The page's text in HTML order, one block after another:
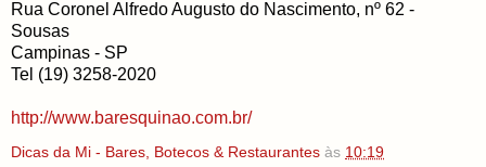
Rua Coronel Alfredo Augusto do Nascimento, nº 62 -
Sousas
Campinas - SP
Tel (19) 3258-2020
http://www.baresquinao.com.br/
Dicas da Mi - Bares, Botecos & Restaurantes às 10:19